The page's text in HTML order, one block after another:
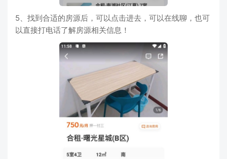
5、找到合适的房源后，可以点击进去，可以在线聊，也可
以直接打电话了解房源相关信息！